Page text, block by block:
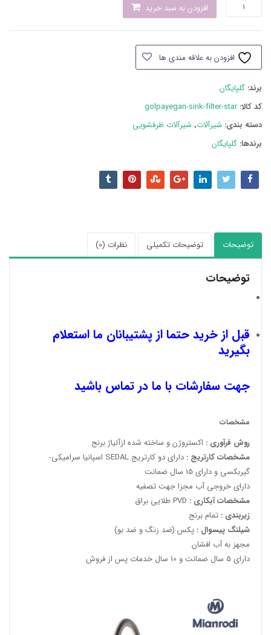
شاوری
مدل
استار
عدد
افزودن به سبد خرید
افزودن به علاقه مندی ها
برند: گلپایگان
کد کالا:golpayegan-sink-filter-star
دسته بند‌ی: شیرآلات, شیرآلات ظرفشویی
برندها: گلپایگان
توضیحات توضیحات تکمیلی نظرات (0)
توضیحات
قبل از خرید حتما از پشتیبانان ما استعلام
بگیرید
جهت سفارشات با ما در تماس باشید
مشخصات
روش فرآوری : اکستروژن و ساخته شده ازآلیاژ برنج
مشخصات کارتریج :
دارای دو کارتریج SEDAL اسپانیا سرامیکی-
گیربکسی و دارای 15 سال ضمانت
دارای خروجی آب مجزا جهت تصفیه
مشخصات آبکاری :
زیربندی : تمام برنج
شیلنگ پیسوال : پکس (ضد زنگ و ضد بو)
مجهز به آب افشان
دارای 5 سال ضمانت و 10 سال خدمات پس از فروش